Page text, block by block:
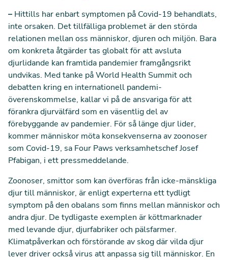
– Hittills har enbart symptomen på Covid-19 behandlats,
inte orsaken. Det tillfälliga problemet är den störda
relationen mellan oss människor, djuren och miljön. Bara
om konkreta åtgärder tas globalt för att avsluta
djurlidande kan framtida pandemier framgångsrikt
undvikas. Med tanke på World Health Summit och
debatten kring en internationell pandemi-
överenskommelse, kallar vi på de ansvariga för att
förankra djurvälfärd som en väsentlig del av
förebyggande av pandemier. För så länge djur lider,
kommer människor möta konsekvenserna av zoonoser
som Covid-19, sa Four Paws verksamhetschef Josef
Pfabigan, i ett pressmeddelande.
Zoonoser, smittor som kan överföras från icke-mänskliga
djur till människor, är enligt experterna ett tydligt
symptom på den obalans som finns mellan människor och
andra djur. De tydligaste exemplen är köttmarknader
med levande djur, djurfabriker och pälsfarmer.
Klimatpåverkan och förstörande av skog där vilda djur
lever driver också virus att anpassa sig till människor. En